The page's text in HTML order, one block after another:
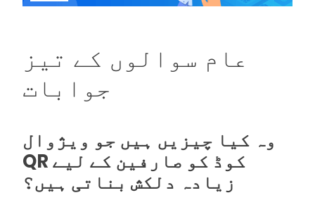
عام سوالوں کے تیز
جوابات
وہ کیا چیزیں ہیں جو ویژوال
QR کوڈ کو صارفین کے لیے
زیادہ دلکش بناتی ہیں؟